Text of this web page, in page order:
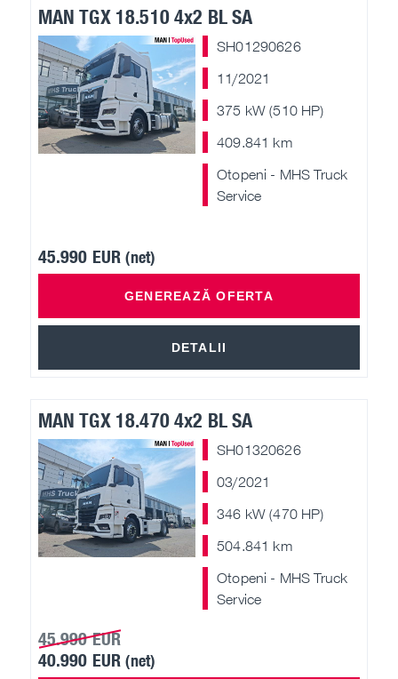
MAN TGX 18.510 4x2 BL SA
SH01290626
11/2021
375 kW (510 HP)
409.841 km
Otopeni - MHS Truck
Service
45.990 EUR(net)
GENEREAZĂ OFERTA
DETALII
MAN TGX 18.470 4x2 BL SA
SH01320626
03/2021
346 kW (470 HP)
504.841 km
Otopeni - MHS Truck
Service
45.990 EUR
40.990 EUR(net)